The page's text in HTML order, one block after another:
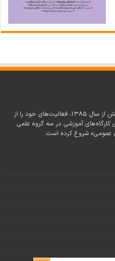
موسسه پژوهشی توسعه اجتماعی آفرینش از سال ۱۳۸۵، فعالیت‌های خود را از
آموزشی در سه گروه علمی
عمومی» شروع کرده است.